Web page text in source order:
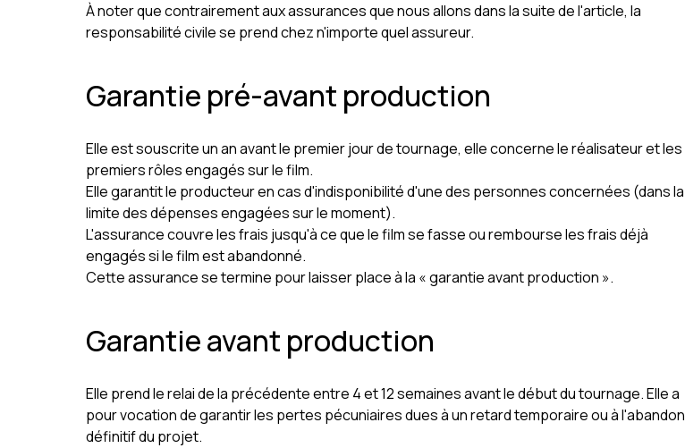
À noter que contrairement aux assurances que nous allons dans la suite de l'article, la
responsabilité civile se prend chez n'importe quel assureur.
Garantie pré-avant production
Elle est souscrite un an avant le premier jour de tournage, elle concerne le réalisateur et les
premiers rôles engagés sur le film.
Elle garantit le producteur en cas d'indisponibilité d'une des personnes concernées (dans la
limite des dépenses engagées sur le moment).
L'assurance couvre les frais jusqu'à ce que le film se fasse ou rembourse les frais déjà
engagés si le film est abandonné.
Cette assurance se termine pour laisser place à la « garantie avant production ».
Garantie avant production
Elle prend le relai de la précédente entre 4 et 12 semaines avant le début du tournage. Elle a
pour vocation de garantir les pertes pécuniaires dues à un retard temporaire ou à l'abandon
définitif du projet.